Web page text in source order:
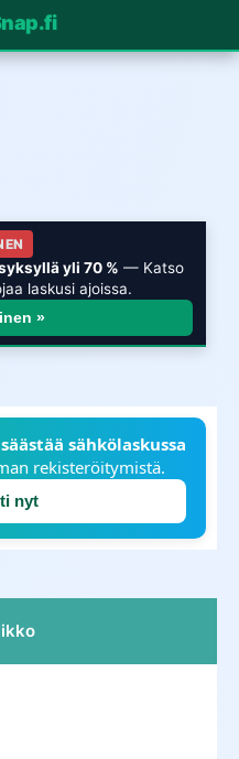
yli 70 % — Katso
laskusi ajoissa.
»
sähkölaskussa
rekisteröitymistä.
nyt